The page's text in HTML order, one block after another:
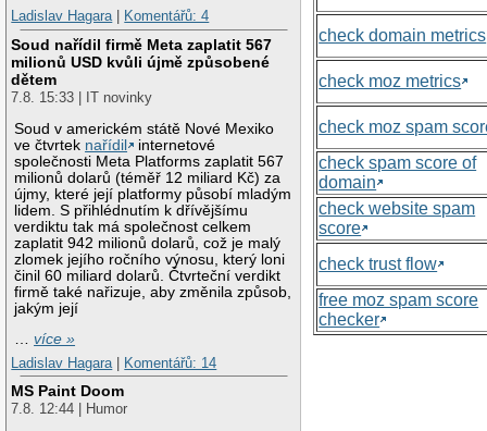
Ladislav Hagara| Komentářů: 4
Soud nařídil firmě Meta zaplatit 567
milionů USD kvůli újmě způsobené
dětem
7.8. 15:33 | IT novinky
Soud v americkém státě Nové Mexiko
ve čtvrtek nařídil
internetové
společnosti Meta Platforms zaplatit 567
milionů dolarů (téměř 12 miliard Kč) za
újmy, které její platformy působí mladým
lidem. S přihlédnutím k dřívějšímu
verdiktu tak má společnost celkem
zaplatit 942 milionů dolarů, což je malý
zlomek jejího ročního výnosu, který loni
činil 60 miliard dolarů. Čtvrteční verdikt
firmě také nařizuje, aby změnila způsob,
jakým její
…více »
Ladislav Hagara
Komentářů: 14
MS Paint Doom
7.8. 12:44 | Humor
check domain metrics
check moz metrics
check moz spam
check spam score of
domain
check website spam
score
check trust flow
free moz spam score
checker